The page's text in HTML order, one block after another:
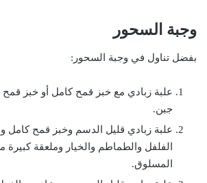
وجبة السحور
بفضل تناول في وجبة السحور:
علبة زبادي مع خبز قمح كامل أو خبز
جبن.
علبة زبادي قليل الدسم وخبز قمح
الفلفل والطماطم والخيار وملعقة كبيرة
المسلوق.